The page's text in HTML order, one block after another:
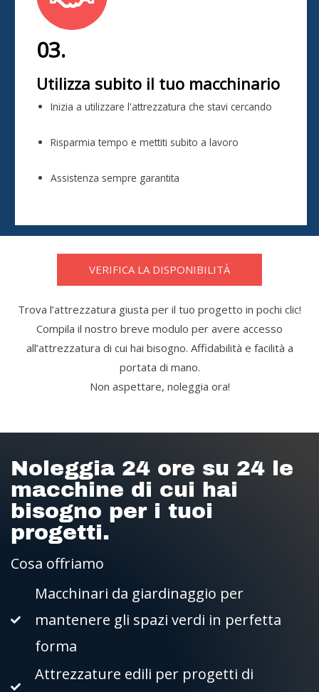
03.
Utilizza subito il tuo macchinario
Inizia a utilizzare l'attrezzatura che stavi cercando
Risparmia tempo e mettiti subito a lavoro
Assistenza sempre garantita
VERIFICA LA DISPONIBILITÀ
Trova l’attrezzatura giusta per il tuo progetto in pochi clic!
Compila il nostro breve modulo per avere accesso
all’attrezzatura di cui hai bisogno. Affidabilità e facilità a
portata di mano.
Non aspettare, noleggia ora!
Noleggia 24 ore su 24 le
macchine di cui hai
bisogno per i tuoi
progetti.
Cosa offriamo
Macchinari da giardinaggio per
mantenere gli spazi verdi in perfetta
forma
Attrezzature edili per progetti di